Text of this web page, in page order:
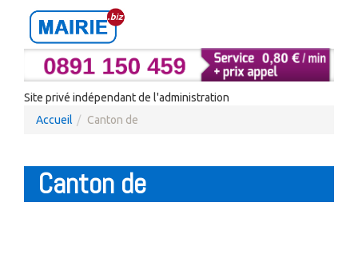
Site privé indépendant de l'administration
Accueil
Canton de
Canton de